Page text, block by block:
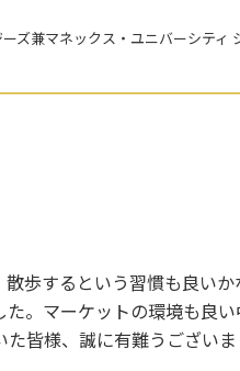
ズ兼マネックス・ユニバーシティ
歩するという習慣も良い
。マーケットの環境も良
皆様、誠に有難うございま